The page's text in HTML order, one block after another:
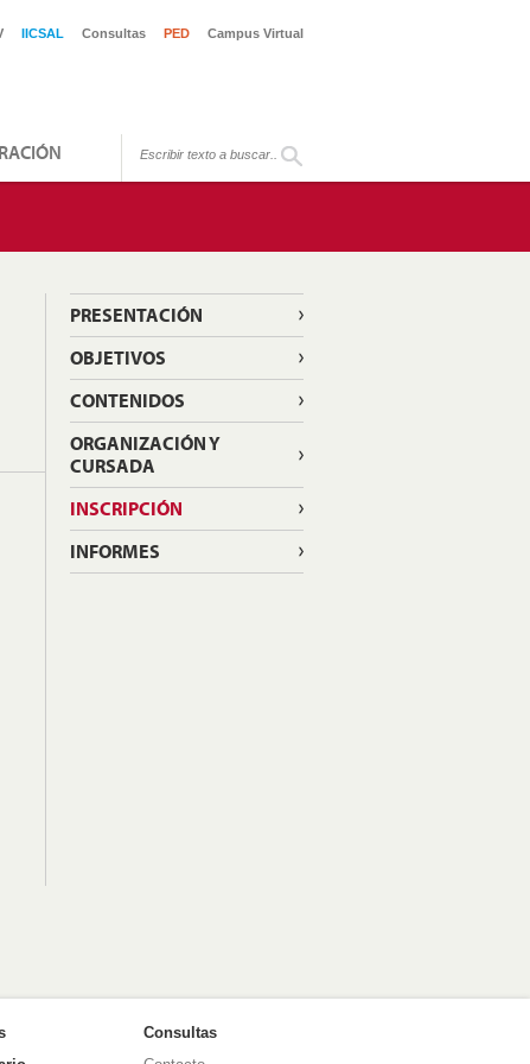
IICSAL Consultas PED Campus Virtual
PRESENTACIÓN
OBJETIVOS
CONTENIDOS
ORGANIZACIÓN Y
CURSADA
INSCRIPCIÓN
INFORMES
Consultas